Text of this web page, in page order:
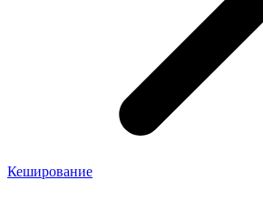
Кеширование